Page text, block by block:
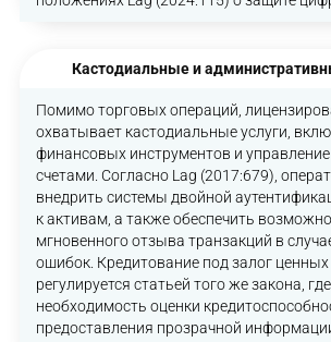
Кастодиальные и
Помимо торговых операций,
охватывает кастодиальные услуги,
финансовых инструментов и
счетами. Согласно Lag (2017:679),
внедрить системы двойной
к активам, а также обеспечить
мгновенного отзыва транзакций в
ошибок. Кредитование под залог
регулируется статьей того же закона,
необходимость оценки
предоставления прозрачной